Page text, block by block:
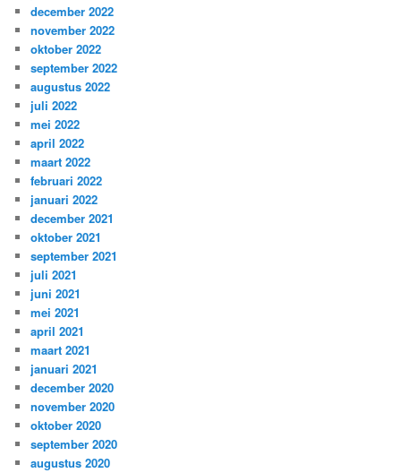
december 2022
november 2022
oktober 2022
september 2022
augustus 2022
juli 2022
mei 2022
april 2022
maart 2022
februari 2022
januari 2022
december 2021
oktober 2021
september 2021
juli 2021
juni 2021
mei 2021
april 2021
maart 2021
januari 2021
december 2020
november 2020
oktober 2020
september 2020
augustus 2020